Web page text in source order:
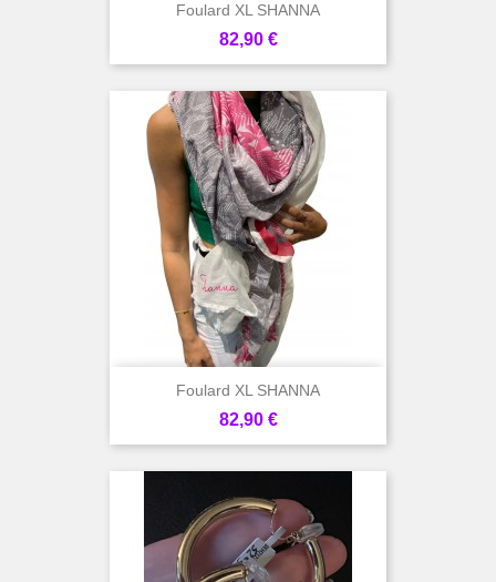
Foulard XL SHANNA
Prix
82,90 €
Foulard XL SHANNA
Prix
82,90 €